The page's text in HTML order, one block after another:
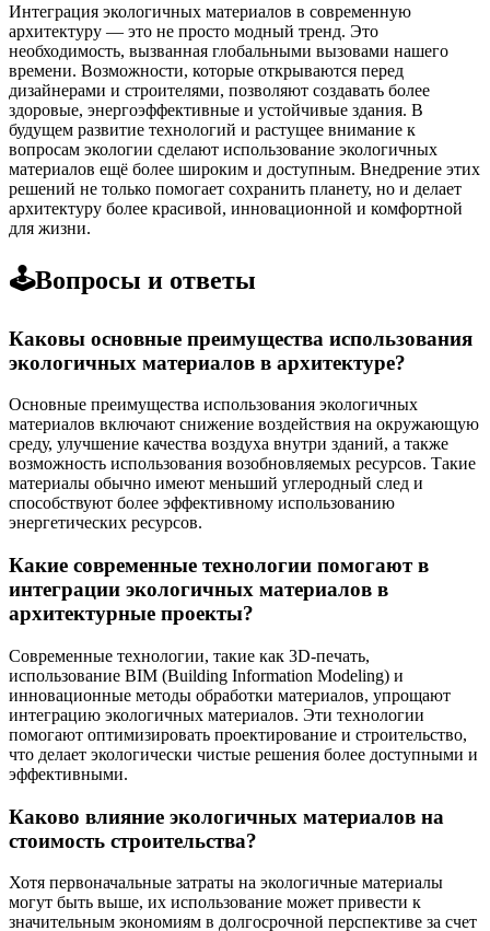
Интеграция экологичных материалов в современную
архитектуру — это не просто модный тренд. Это
необходимость, вызванная глобальными вызовами нашего
времени. Возможности, которые открываются перед
дизайнерами и строителями, позволяют создавать более
здоровые, энергоэффективные и устойчивые здания. В
будущем развитие технологий и растущее внимание к
вопросам экологии сделают использование экологичных
материалов ещё более широким и доступным. Внедрение этих
решений не только помогает сохранить планету, но и делает
архитектуру более красивой, инновационной и комфортной
для жизни.
🕹️Вопросы и ответы
Каковы основные преимущества использования
экологичных материалов в архитектуре?
Основные преимущества использования экологичных
материалов включают снижение воздействия на окружающую
среду, улучшение качества воздуха внутри зданий, а также
возможность использования возобновляемых ресурсов. Такие
материалы обычно имеют меньший углеродный след и
способствуют более эффективному использованию
энергетических ресурсов.
Какие современные технологии помогают в
интеграции экологичных материалов в
архитектурные проекты?
Современные технологии, такие как 3D-печать,
использование BIM (Building Information Modeling) и
инновационные методы обработки материалов, упрощают
интеграцию экологичных материалов. Эти технологии
помогают оптимизировать проектирование и строительство,
что делает экологически чистые решения более доступными и
эффективными.
Каково влияние экологичных материалов на
стоимость строительства?
Хотя первоначальные затраты на экологичные материалы
могут быть выше, их использование может привести к
значительным экономиям в долгосрочной перспективе за счет